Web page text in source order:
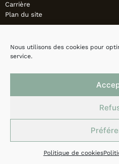
Nous utilisons des cookies pour
service.
Politique de cookies
Carrière
Plan du site